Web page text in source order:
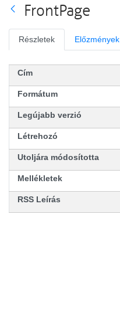
FrontPage
Részletek Előzmények
Cím
Formátum
Legújabb verzió
Létrehozó
Utoljára módosította
Mellékletek
RSS Leírás